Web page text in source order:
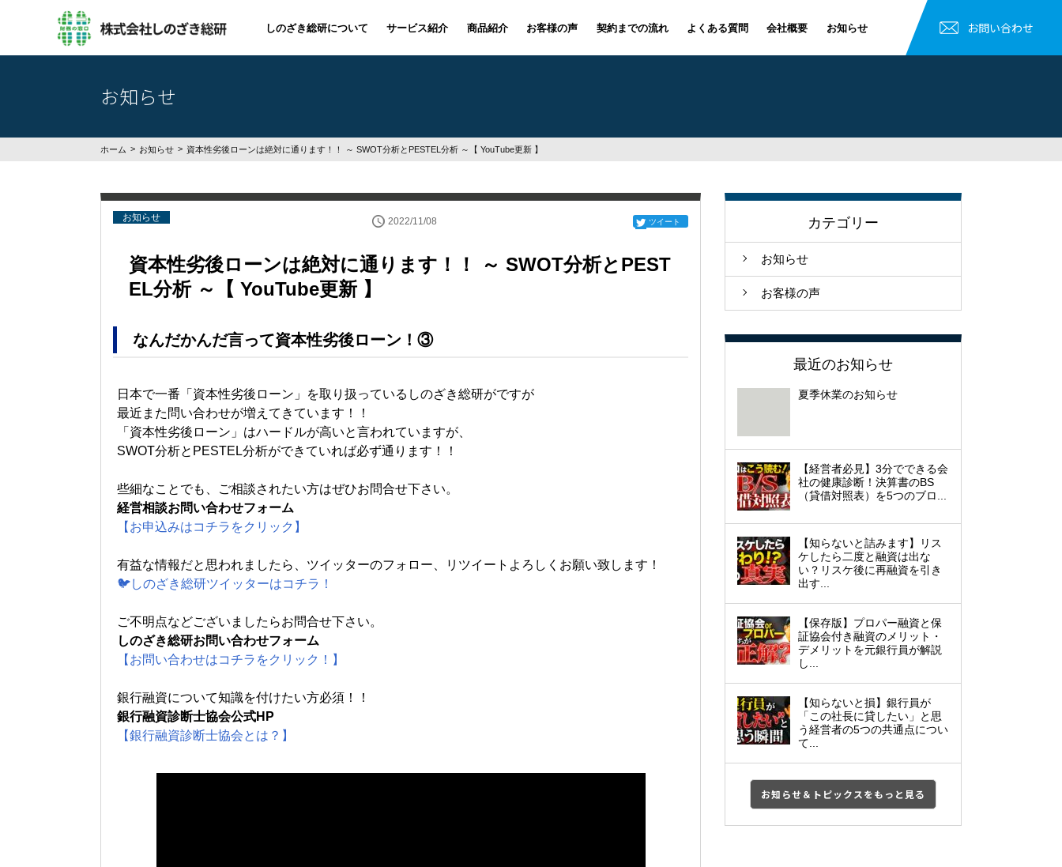
しのざき総研について サービス紹介 商品紹介 お客様の声 契約までの流れ よくある質問 会社概要 お知らせ お問い合わせ
お知らせ
ホーム お知らせ 資本性劣後ローンは絶対に通ります！！ ～ SWOT分析とPESTEL分析 ～【 YouTube更新 】
お知らせ 2022/11/08 ツイート
資本性劣後ローンは絶対に通ります！！ ～ SWOT分析とPEST
EL分析 ～【 YouTube更新 】
なんだかんだ言って資本性劣後ローン！③
日本で一番「資本性劣後ローン」を取り扱っているしのざき総研がですが
最近また問い合わせが増えてきています！！
「資本性劣後ローン」はハードルが高いと言われていますが、
SWOT分析とPESTEL分析ができていれば必ず通ります！！
些細なことでも、ご相談されたい方はぜひお問合せ下さい。
経営相談お問い合わせフォーム
【お申込みはコチラをクリック】
有益な情報だと思われましたら、ツイッターのフォロー、リツイートよろしくお願い致します！
🐦しのざき総研ツイッターはコチラ！
ご不明点などございましたらお問合せ下さい。
しのざき総研お問い合わせフォーム
【お問い合わせはコチラをクリック！】
銀行融資について知識を付けたい方必須！！
銀行融資診断士協会公式HP
【銀行融資診断士協会とは？】
カテゴリー
お知らせ
お客様の声
最近のお知らせ
夏季休業のお知らせ
【経営者必見】3分でできる会
社の健康診断！決算書のBS
（貸借対照表）を5つのブロ...
【知らないと詰みます】リス
ケしたら二度と融資は出な
い？リスケ後に再融資を引き
出す...
【保存版】プロパー融資と保
証協会付き融資のメリット・
デメリットを元銀行員が解説
し...
【知らないと損】銀行員が
「この社長に貸したい」と思
う経営者の5つの共通点につい
て...
お知らせ＆トピックスをもっと見る